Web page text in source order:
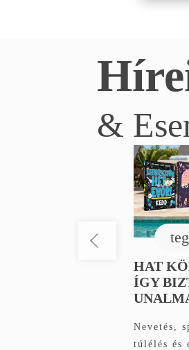
&
HAT
ÍGY
Nevetés,
túlélés és